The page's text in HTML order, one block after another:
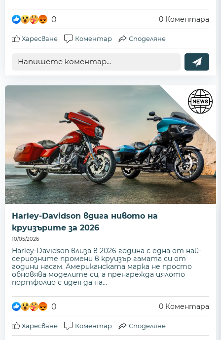
0 0 Коментара
Харесване Коментар Споделяне
Harley-Davidson вдига нивото на
круизърите за 2026
10/05/2026
Harley-Davidson влиза в 2026 година с една от най-
сериозните промени в круизър гамата си от
години насам. Американската марка не просто
обновява моделите си, а пренарежда цялото
портфолио с идея да на...
0 0 Коментара
Харесване Коментар Споделяне